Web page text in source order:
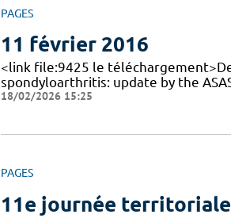
PAGES
11 février 2016
<link file:9425 le
spondyloarthritis: update by the
18/02/2026 15:25
PAGES
11e journée